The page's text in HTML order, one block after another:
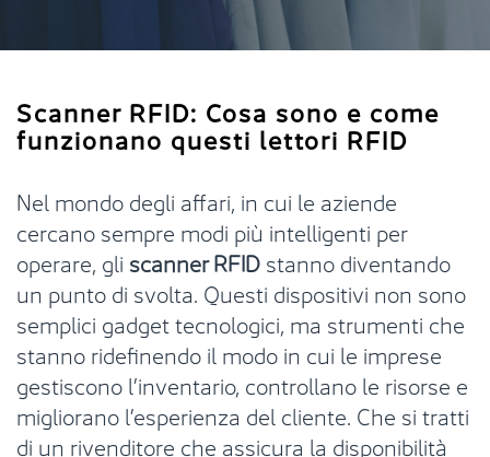
Scanner RFID: Cosa sono e come
funzionano questi lettori RFID
Nel mondo degli affari, in cui le aziende
cercano sempre modi più intelligenti per
operare, gli scanner RFIDstanno diventando
un punto di svolta. Questi dispositivi non sono
semplici gadget tecnologici, ma strumenti che
stanno ridefinendo il modo in cui le imprese
gestiscono l’inventario, controllano le risorse e
migliorano l’esperienza del cliente. Che si tratti
di un rivenditore che assicura la disponibilità